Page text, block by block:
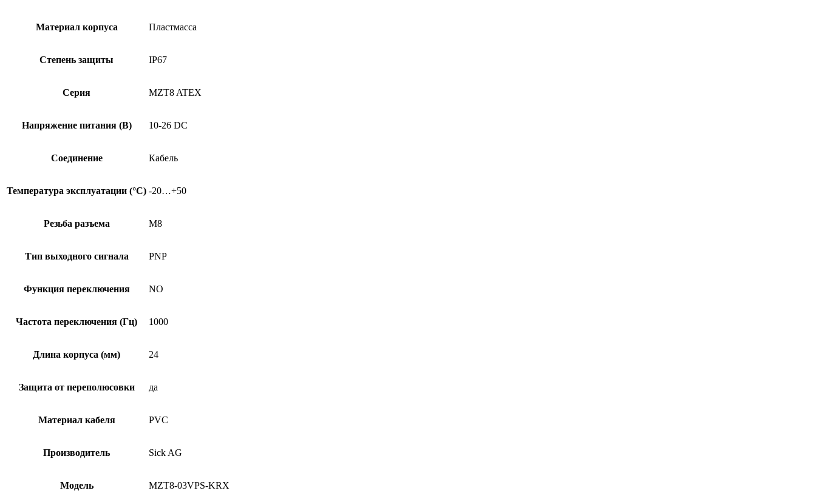
Материал корпуса Пластмасса
Степень защиты IP67
Серия MZT8 ATEX
Напряжение питания (В) 10-26 DC
Соединение Кабель
Температура эксплуатации (°C) -20…+50
Резьба разъема M8
Тип выходного сигнала PNP
Функция переключения NO
Частота переключения (Гц) 1000
Длина корпуса (мм) 24
Защита от переполюсовки да
Материал кабеля PVC
Производитель Sick AG
Модель MZT8-03VPS-KRX